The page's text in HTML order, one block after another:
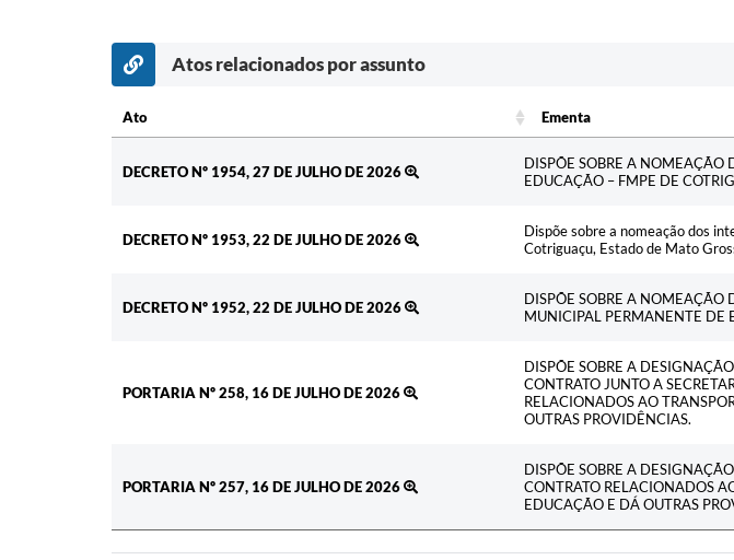
Atos relacionados por assunto
Ato Ementa
DECRETO Nº 1954, 27 DE JULHO DE 2026
DISPÕE SOBRE A NOMEAÇÃO
EDUCAÇÃO – FMPE DE
DECRETO Nº 1953, 22 DE JULHO DE 2026
Dispõe sobre a nomeação dos
Cotriguaçu, Estado de Mato
DECRETO Nº 1952, 22 DE JULHO DE 2026
DISPÕE SOBRE A NOMEAÇÃO
MUNICIPAL PERMANENTE DE
PORTARIA Nº 258, 16 DE JULHO DE 2026
DISPÕE SOBRE A
CONTRATO JUNTO A
RELACIONADOS AO
OUTRAS PROVIDÊNCIAS.
PORTARIA Nº 257, 16 DE JULHO DE 2026
DISPÕE SOBRE A
CONTRATO RELACIONADOS
EDUCAÇÃO E DÁ OUTRAS